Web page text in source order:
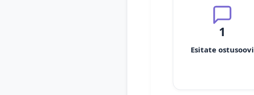
1
Esitate ostusoovi